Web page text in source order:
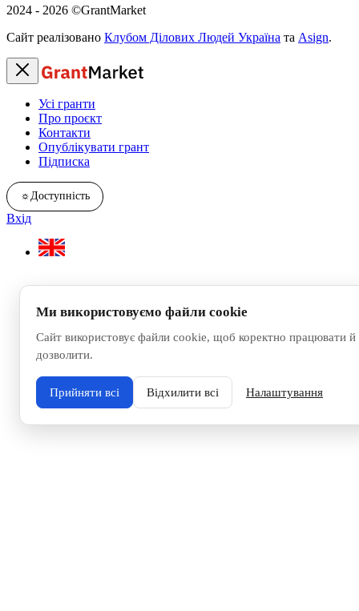
2024 - 2026 ©GrantMarket
Сайт реалізовано Клубом Ділових Людей Україна та Asign.
Усі гранти
Про проєкт
Контакти
Опублікувати грант
Підписка
☼Доступність
Вхід
Ми використовуємо файли cookie
Сайт використовує файли cookie, щоб коректно працювати
дозволити.
Прийняти всі Відхилити всі Налаштування